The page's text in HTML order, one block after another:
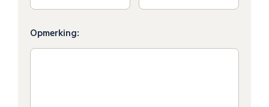
Opmerking: